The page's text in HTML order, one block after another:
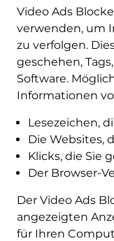
Video Ads
verwenden, um
zu verfolgen.
geschehen,
Software.
Informationen
Lesezeichen,
Die Websites,
Klicks, die Sie
Der Browser-
Der Video Ads
angezeigten
für Ihren